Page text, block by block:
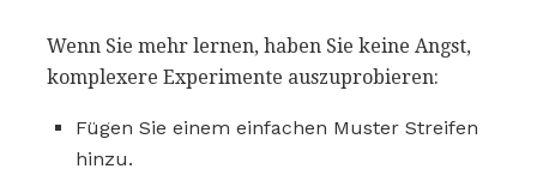
Wenn Sie mehr lernen, haben Sie keine Angst,
komplexere Experimente auszuprobieren:
Fügen Sie einem einfachen Muster Streifen
hinzu.